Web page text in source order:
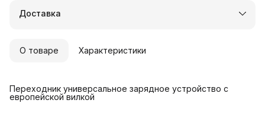
Удобный возврат
Доставка
О товаре Характеристики
Переходник универсальное зарядное устройство с
европейской вилкой